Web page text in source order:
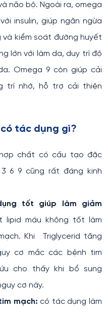
não bộ. Ngoài ra, omega
insulin, giúp ngăn ngừa
kiểm soát đường huyết
lớn với làm da, duy trì độ
Omega 9 còn giúp cải
trí nhớ, hỗ trợ cải thiện
có tác dụng gì?
chất có cấu tạo đặc
6 9 cũng rất đáng kinh
tốt giúp làm giảm
lipid máu không tốt làm
Khi Triglycerid tăng
cơ mắc các bệnh tim
cho thấy khi bổ sung
cơ này.
mạch: có tác dụng làm